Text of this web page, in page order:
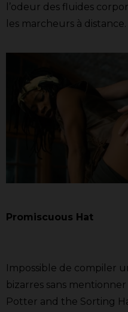
l’odeur des fluides
les marcheurs à distance.
Promiscuous Hat
Impossible de compiler
bizarres sans
Potter and the Sorting